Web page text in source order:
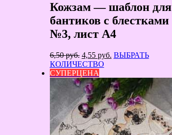
Кожзам — шаблон для
бантиков с блестками
№3, лист А4
6,50руб. Первоначальная
цена
составляла
6,50 руб..
4,55 руб. Текущая
ВЫБРАТЬ
КОЛИЧЕСТВО
СУПЕРЦЕНА